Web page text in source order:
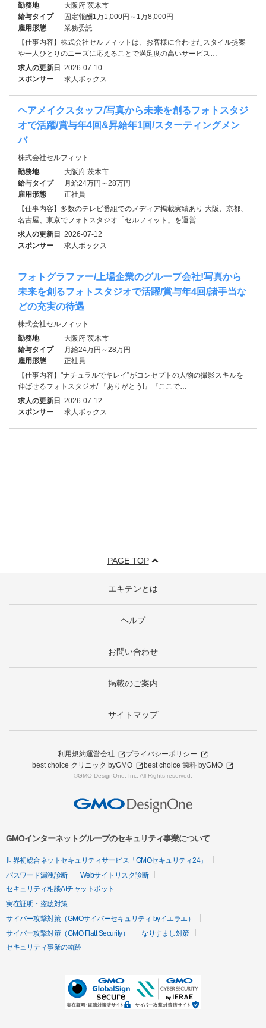
勤務地
大阪府 茨木市
給与タイプ
固定報酬1万1,000円～1万8,000円
雇用形態
業務委託
【仕事内容】株式会社セルフィットは、お客様に合わせたスタイル提案
や一人ひとりのニーズに応えることで満足度の高いサービス…
求人の更新日 2026-07-10
スポンサー
求人ボックス
ヘアメイクスタッフ/写真から未来を創るフォトスタジ
オで活躍/賞与年4回&昇給年1回/スターティングメン
バ
株式会社セルフィット
勤務地
大阪府 茨木市
給与タイプ
月給24万円～28万円
雇用形態
正社員
【仕事内容】多数のテレビ番組でのメディア掲載実績あり 大阪、京都、
名古屋、東京でフォトスタジオ「セルフィット」を運営…
求人の更新日 2026-07-12
スポンサー
求人ボックス
フォトグラファー/上場企業のグループ会社!写真から
未来を創るフォトスタジオで活躍/賞与年4回/諸手当な
どの充実の待遇
株式会社セルフィット
勤務地
大阪府 茨木市
給与タイプ
月給24万円～28万円
雇用形態
正社員
【仕事内容】"ナチュラルでキレイ”がコンセプトの人物の撮影スキルを
伸ばせるフォトスタジオ/ 『ありがとう!』『ここで…
求人の更新日 2026-07-12
スポンサー
求人ボックス
PAGE TOP
エキテンとは
ヘルプ
お問い合わせ
掲載のご案内
サイトマップ
利用規約運営会社
プライバシーポリシー
best choice クリニック byGMO
best choice 歯科 byGMO
©GMO DesignOne, Inc. All Rights reserved.
GMOインターネットグループのセキュリティ事業について
世界初総合ネットセキュリティサービス「GMOセキュリティ24」
パスワード漏洩診断
Webサイトリスク診断
セキュリティ相談AIチャットボット
実在証明・盗聴対策
サイバー攻撃対策（GMOサイバーセキュリティ byイエラエ）
サイバー攻撃対策（GMO Flatt Security）
なりすまし対策
セキュリティ事業の軌跡